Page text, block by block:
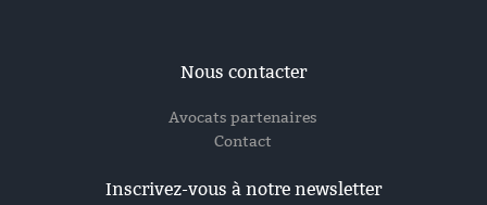
Nous contacter
Avocats partenaires
Contact
Inscrivez-vous à notre newsletter